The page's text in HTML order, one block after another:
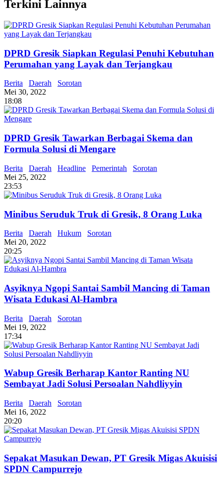
Terkini Lainnya
DPRD Gresik Siapkan Regulasi Penuhi Kebutuhan
Perumahan yang Layak dan Terjangkau
Berita Daerah
Sorotan
Mei 30, 2022
18:08
DPRD Gresik Tawarkan Berbagai Skema dan
Formula Solusi di Mengare
Berita Daerah Headline Pemerintah
Sorotan
Mei 25, 2022
23:53
Minibus Seruduk Truk di Gresik, 8 Orang Luka
Berita Daerah Hukum
Sorotan
Mei 20, 2022
20:25
Asyiknya Ngopi Santai Sambil Mancing di Taman
Wisata Edukasi Al-Hambra
Berita Daerah
Sorotan
Mei 19, 2022
17:34
Wabup Gresik Berharap Kantor Ranting NU
Sembayat Jadi Solusi Persoalan Nahdliyyin
Berita Daerah
Sorotan
Mei 16, 2022
20:20
Sepakat Masukan Dewan, PT Gresik Migas Akuisisi
SPDN Campurrejo